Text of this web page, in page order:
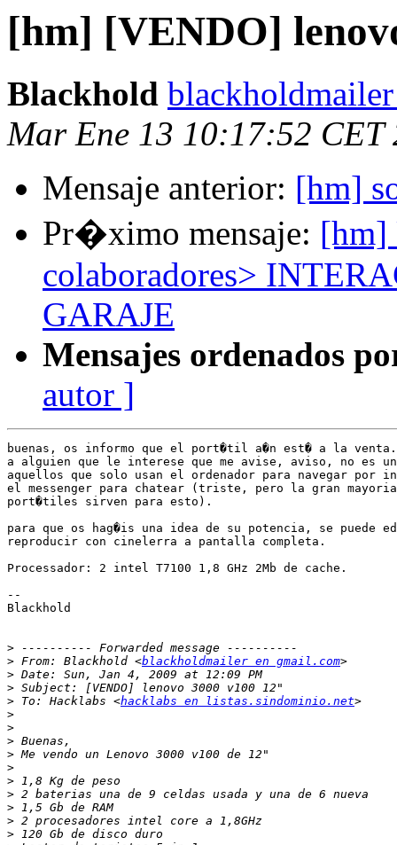
[hm] [VENDO]
Blackhold
Mar Ene 13 10:17:52 CET
Mensaje anterior: [hm]
Pr�ximo mensaje: [hm]
colaboradores>
GARAJE
Mensajes ordenados
autor ]
buenas, os informo que el port�til a�n est� a la
a alguien que le interese que me avise, aviso, no es
aquellos que solo usan el ordenador para navegar por
el messenger para chatear (triste, pero la gran
port�tiles sirven para esto).
para que os hag�is una idea de su potencia, se puede
reproducir con cinelerra a pantalla completa.
Processador: 2 intel T7100 1,8 GHz 2Mb de cache.
--
Blackhold
>
> From: Blackhold <blackholdmailer en gmail.com
>
>
> To: Hacklabs <hacklabs en listas.sindominio.net
>
>
>
>
>
>
>
>
>
>